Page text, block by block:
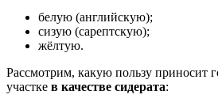
белую (английскую);
сизую (сарептскую);
жёлтую.
Рассмотрим, какую пользу приносит
участке в качестве сидерата: